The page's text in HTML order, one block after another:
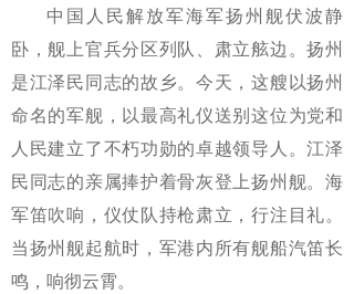
中国人民解放军海军扬州舰伏波静
卧，舰上官兵分区列队、肃立舷边。扬州
是江泽民同志的故乡。今天，这艘以扬州
命名的军舰，以最高礼仪送别这位为党和
人民建立了不朽功勋的卓越领导人。江泽
民同志的亲属捧护着骨灰登上扬州舰。海
军笛吹响，仪仗队持枪肃立，行注目礼。
当扬州舰起航时，军港内所有舰船汽笛长
鸣，响彻云霄。